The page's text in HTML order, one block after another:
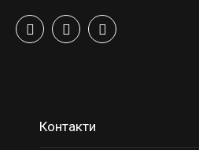
Контакти